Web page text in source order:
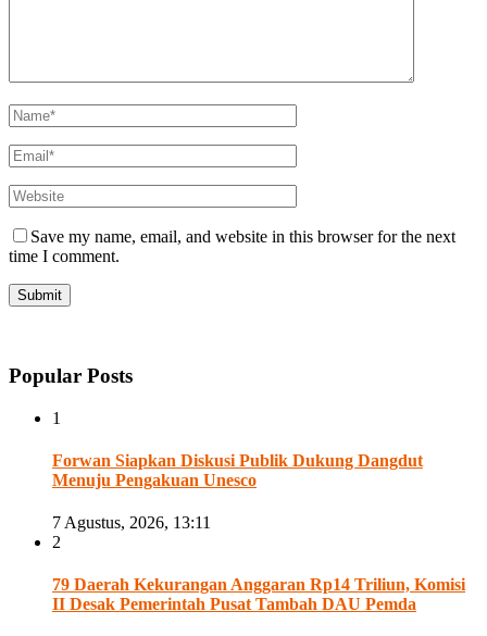
Save my name, email, and website in this browser for the next
time I comment.
Popular Posts
1
Forwan Siapkan Diskusi Publik Dukung Dangdut
Menuju Pengakuan Unesco
7 Agustus, 2026, 13:11
2
79 Daerah Kekurangan Anggaran Rp14 Triliun, Komisi
II Desak Pemerintah Pusat Tambah DAU Pemda